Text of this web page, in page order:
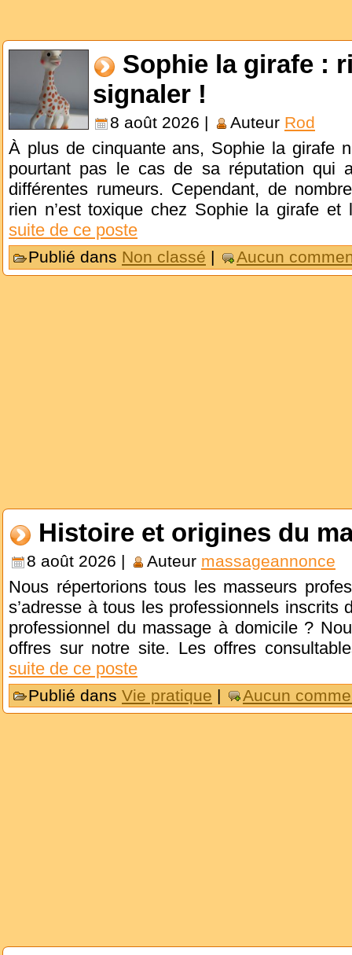
Sophie la girafe :
signaler !
8 août 2026 | Auteur Rod
À plus de cinquante ans, Sophie la girafe
pourtant pas le cas de sa réputation qui
différentes rumeurs. Cependant, de
rien n’est toxique chez Sophie la girafe
suite de ce poste
Publié dans Non classé | Aucun
Histoire et origines du
8 août 2026 | Auteur massageannonce
Nous répertorions tous les masseurs
s’adresse à tous les professionnels inscrits
professionnel du massage à domicile ?
offres sur notre site. Les offres
suite de ce poste
Publié dans Vie pratique | Aucun